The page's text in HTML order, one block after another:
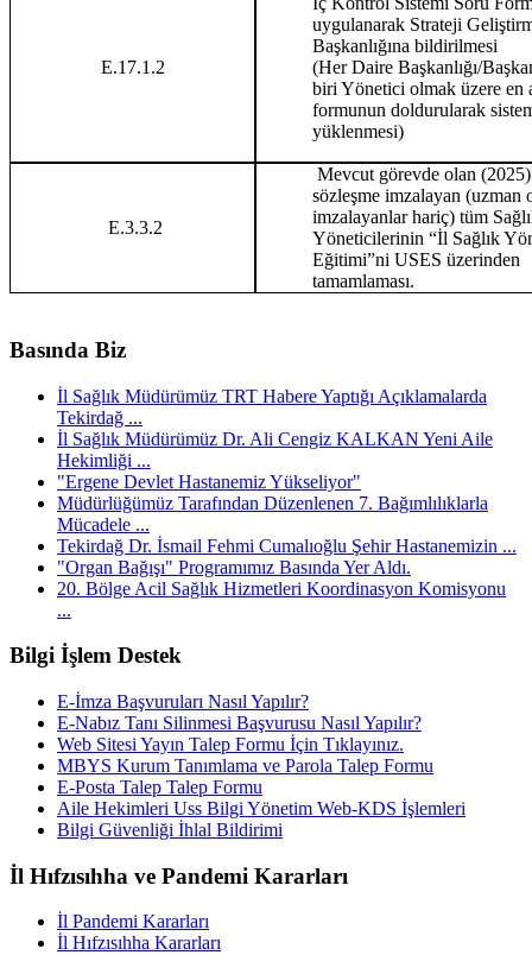
E.17.1.2
uygulanarak Strateji
Başkanlığına bildirilmesi
(Her Daire Başkanlığı/
biri Yönetici olmak üzere en
formunun doldurularak
yüklenmesi)
E.3.3.2
Mevcut görevde olan
sözleşme imzalayan (uzman
imzalayanlar hariç) tüm
Yöneticilerinin “İl Sağlık
Eğitimi”ni USES üzerinden
tamamlaması.
Basında Biz
İl Sağlık Müdürümüz TRT Habere Yaptığı Açıklamalarda
Tekirdağ ...
İl Sağlık Müdürümüz Dr. Ali Cengiz KALKAN Yeni Aile
Hekimliği ...
"Ergene Devlet Hastanemiz Yükseliyor"
Müdürlüğümüz Tarafından Düzenlenen 7. Bağımlılıklarla
Mücadele ...
Tekirdağ Dr. İsmail Fehmi Cumalıoğlu Şehir Hastanemizin ...
"Organ Bağışı" Programımız Basında Yer Aldı.
20. Bölge Acil Sağlık Hizmetleri Koordinasyon Komisyonu
...
Bilgi İşlem Destek
E-İmza Başvuruları Nasıl Yapılır?
E-Nabız Tanı Silinmesi Başvurusu Nasıl Yapılır?
Web Sitesi Yayın Talep Formu İçin Tıklayınız.
MBYS Kurum Tanımlama ve Parola Talep Formu
E-Posta Talep Talep Formu
Aile Hekimleri Uss Bilgi Yönetim Web-KDS İşlemleri
Bilgi Güvenliği İhlal Bildirimi
İl Hıfzısıhha ve Pandemi Kararları
İl Pandemi Kararları
İl Hıfzısıhha Kararları